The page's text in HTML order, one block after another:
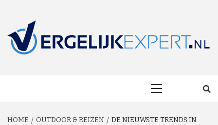
content
HOME OUTDOOR & REIZEN
DE NIEUWSTE TRENDS IN